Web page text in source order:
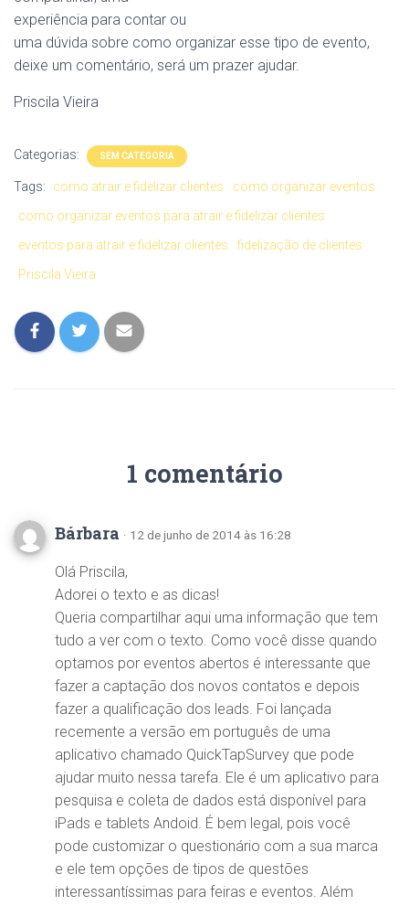
experiência para contar ou
uma dúvida sobre como organizar esse tipo de evento,
deixe um comentário, será um prazer ajudar.
Priscila Vieira
Categorias: SEM CATEGORIA
Tags: como atrair e fidelizar clientes
como organizar eventos
como organizar eventos para atrair e fidelizar clientes
eventos para atrair e fidelizar clientes
fidelização de clientes
Priscila Vieira
1 comentário
Bárbara · 12 de junho de 2014 às 16:28
Olá Priscila,
Adorei o texto e as dicas!
Queria compartilhar aqui uma informação que tem
tudo a ver com o texto. Como você disse quando
optamos por eventos abertos é interessante que
fazer a captação dos novos contatos e depois
fazer a qualificação dos leads. Foi lançada
recemente a versão em português de uma
aplicativo chamado QuickTapSurvey que pode
ajudar muito nessa tarefa. Ele é um aplicativo para
pesquisa e coleta de dados está disponível para
iPads e tablets Andoid. É bem legal, pois você
pode customizar o questionário com a sua marca
e ele tem opções de tipos de questões
interessantíssimas para feiras e eventos. Além